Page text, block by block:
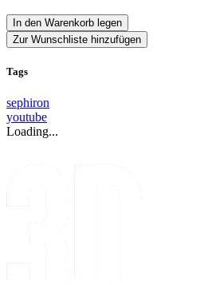
Zur Wunschliste hinzufügen
Tags
sephiron
youtube
Loading...